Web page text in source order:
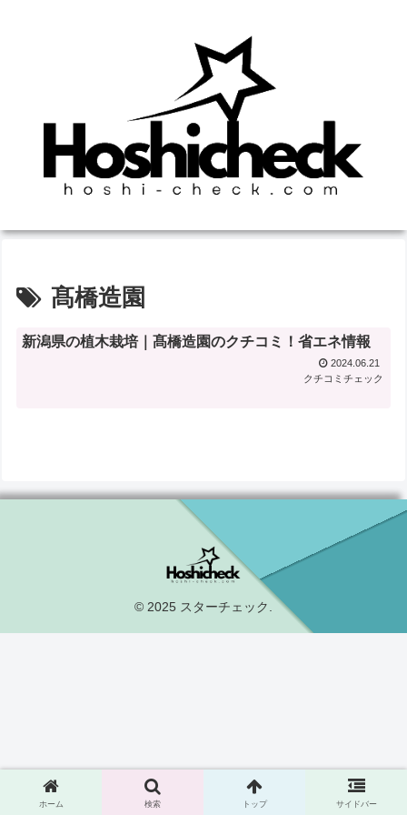
髙橋造園
新潟県の植木栽培｜髙橋造園のクチコミ！省エネ情報
2024.06.21
クチコミチェック
© 2025 スターチェック.
ホーム 検索 トップ サイドバー